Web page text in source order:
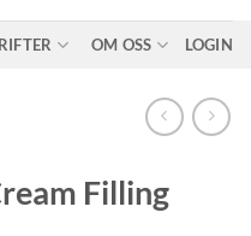
OM OSS LOGIN
Filling